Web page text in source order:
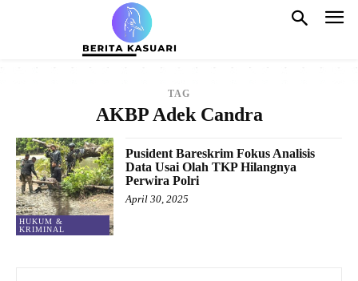
TAG
AKBP Adek Candra
HUKUM &
KRIMINAL
Pusident Bareskrim Fokus Analisis
Data Usai Olah TKP Hilangnya
Perwira Polri
April 30, 2025